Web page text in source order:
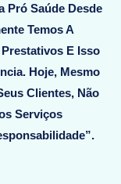
Pró Saúde Desde
Temos A
E Isso
Hoje, Mesmo
Clientes, Não
Serviços